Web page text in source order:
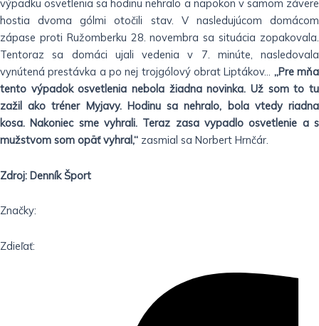
výpadku osvetlenia sa hodinu nehralo a napokon v samom závere
hostia dvoma gólmi otočili stav. V nasledujúcom domácom
zápase proti Ružomberku 28. novembra sa situácia zopakovala.
Tentoraz sa domáci ujali vedenia v 7. minúte, nasledovala
vynútená prestávka a po nej trojgólový obrat Liptákov… „Pre mňa
tento výpadok osvetlenia nebola žiadna novinka. Už som to tu
zažil ako tréner Myjavy. Hodinu sa nehralo, bola vtedy riadna
kosa. Nakoniec sme vyhrali. Teraz zasa vypadlo osvetlenie a s
mužstvom som opäť vyhral,“ zasmial sa Norbert Hrnčár.
Zdroj: Denník Šport
Značky:
Zdieľať: